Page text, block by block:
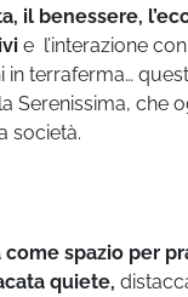
il benessere,
e l’interazione
terraferma…
Serenissima, che
società.
come spazio per
quiete,